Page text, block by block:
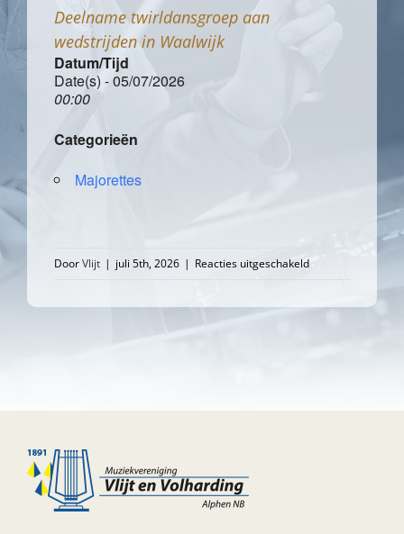
Deelname twirldansgroep aan
wedstrijden in Waalwijk
Datum/Tijd
Date(s) - 05/07/2026
00:00
Categorieën
Majorettes
DoorVlijt | juli 5th, 2026 | Reacties uitgeschakeldvoor
twirldansgroep